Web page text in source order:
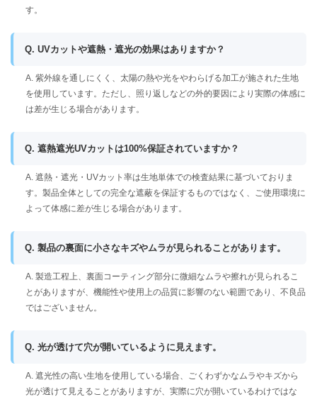
す。
Q. UVカットや遮熱・遮光の効果はありますか？
A. 紫外線を通しにくく、太陽の熱や光をやわらげる加工が施された生地
を使用しています。ただし、照り返しなどの外的要因により実際の体感に
は差が生じる場合があります。
Q. 遮熱遮光UVカットは100%保証されていますか？
A. 遮熱・遮光・UVカット率は生地単体での検査結果に基づいておりま
す。製品全体としての完全な遮蔽を保証するものではなく、ご使用環境に
よって体感に差が生じる場合があります。
Q. 製品の裏面に小さなキズやムラが見られることがあります。
A. 製造工程上、裏面コーティング部分に微細なムラや擦れが見られるこ
とがありますが、機能性や使用上の品質に影響のない範囲であり、不良品
ではございません。
Q. 光が透けて穴が開いているように見えます。
A. 遮光性の高い生地を使用している場合、ごくわずかなムラやキズから
光が透けて見えることがありますが、実際に穴が開いているわけではな